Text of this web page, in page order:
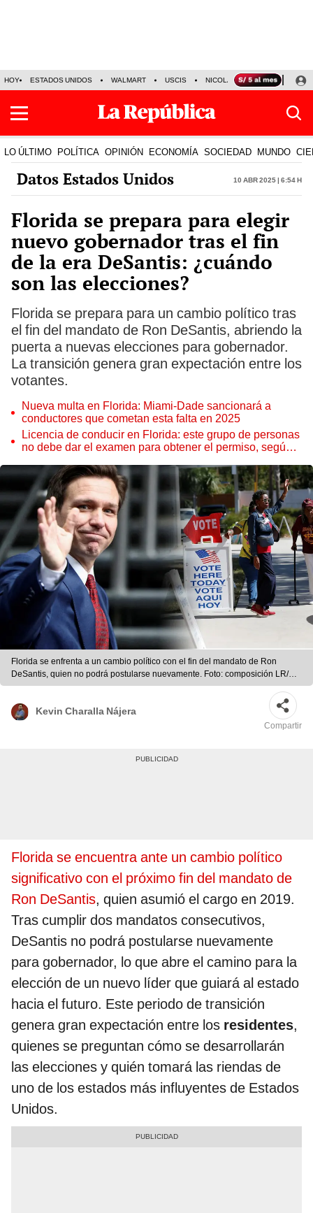
HOY ESTADOS UNIDOS WALMART USCIS NICOLÁS MADURO P-8
LO ÚLTIMO POLÍTICA OPINIÓN ECONOMÍA SOCIEDAD MUNDO
Datos Estados Unidos 10 Abr 2025 | 6:54 h
Florida se prepara para elegir
nuevo gobernador tras el fin
de la era DeSantis: ¿cuándo
son las elecciones?
Florida se prepara para un cambio político tras
el fin del mandato de Ron DeSantis, abriendo la
puerta a nuevas elecciones para gobernador.
La transición genera gran expectación entre los
votantes.
Nueva multa en Florida: Miami-Dade sancionará a
conductores que cometan esta falta en 2025
Licencia de conducir en Florida: este grupo de personas
no debe dar el examen para obtener el permiso, según
Florida se enfrenta a un cambio político con el fin del mandato de Ron
DeSantis, quien no podrá postularse nuevamente. Foto: composición LR/
France 24/ El País
Kevin Charalla Nájera
Compartir
Florida se encuentra ante un cambio político
significativo con el próximo fin del mandato de
Ron DeSantis, quien asumió el cargo en 2019.
Tras cumplir dos mandatos consecutivos,
DeSantis no podrá postularse nuevamente
para gobernador, lo que abre el camino para la
elección de un nuevo líder que guiará al estado
hacia el futuro. Este periodo de transición
genera gran expectación entre los residentes,
quienes se preguntan cómo se desarrollarán
las elecciones y quién tomará las riendas de
uno de los estados más influyentes de Estados
Unidos.